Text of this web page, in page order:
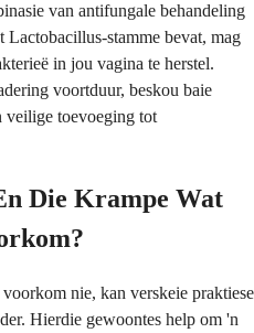
van antifungale behandeling
stamme bevat, mag
in jou vagina te herstel.
voortduur, beskou baie
veilige toevoeging tot
Die Krampe Wat
nie, kan verskeie praktiese
Hierdie gewoontes help om 'n